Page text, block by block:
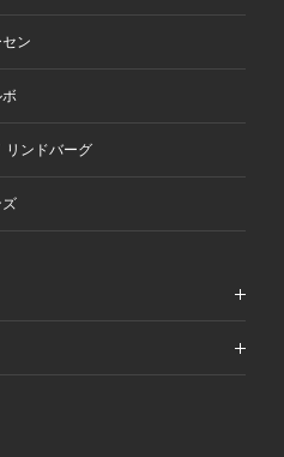
ン
リンドバーグ